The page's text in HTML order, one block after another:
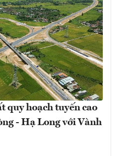
quy hoạch tuyến cao
- Hạ Long với Vành